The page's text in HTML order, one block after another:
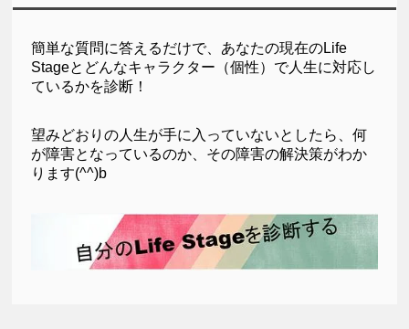
簡単な質問に答えるだけで、 あなたの現在のLife
Stageとどんなキャラクター（個性）で人生に対応し
ているかを診断！
望みどおりの人生が手に入っていないとしたら、何
が障害となっているのか、その障害の解決策がわか
ります(^^)b